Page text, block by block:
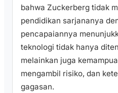
bahwa Zuckerberg tidak
pendidikan sarjananya
pencapaiannya
teknologi tidak hanya
melainkan juga
mengambil risiko, dan
gagasan.